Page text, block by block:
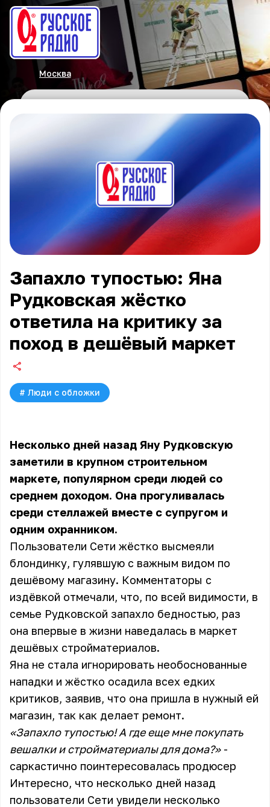
Москва
Запахло тупостью: Яна
Рудковская жёстко
ответила на критику за
поход в дешёвый маркет
# Люди с обложки
Несколько дней назад Яну Рудковскую
заметили в крупном строительном
маркете, популярном среди людей со
среднем доходом. Она прогуливалась
среди стеллажей вместе с супругом и
одним охранником.
Пользователи Сети жёстко высмеяли
блондинку, гулявшую с важным видом по
дешёвому магазину. Комментаторы с
издёвкой отмечали, что, по всей видимости, в
семье Рудковской запахло бедностью, раз
она впервые в жизни наведалась в маркет
дешёвых стройматериалов.
Яна не стала игнорировать необоснованные
нападки и жёстко осадила всех едких
критиков, заявив, что она пришла в нужный ей
магазин, так как делает ремонт.
«Запахло тупостью! А где еще мне покупать
вешалки и стройматериалы для дома?»-
саркастично поинтересовалась продюсер
Интересно, что несколько дней назад
пользователи Сети увидели несколько